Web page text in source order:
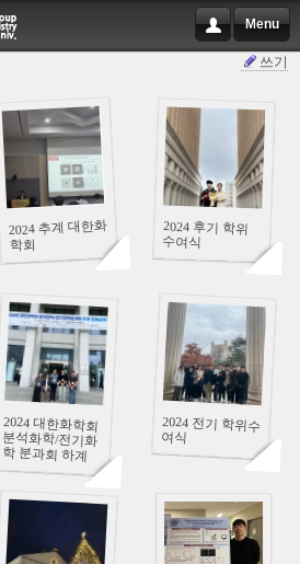
Menu
쓰기
2024 추계 대한화
학회
81627
2024 후기 학위
수여식
2024 대한화학회
분석화학/전기화
학 분과회 하계
합동 심포지엄
82788
2024 전기 학위수
여식
86075
90839 93111
스케치북5
스케치북5
스케치북5
스케치북5